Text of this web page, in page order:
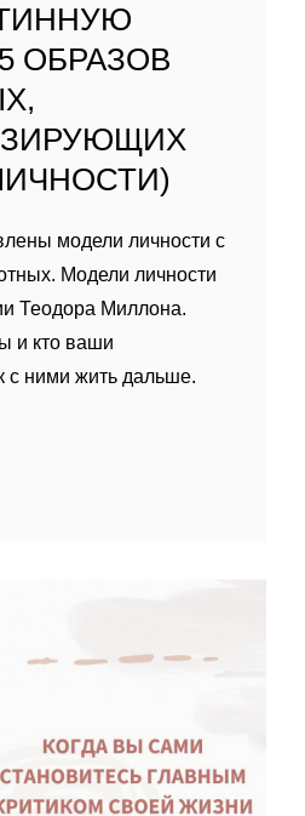
ОБРАЗОВ
модели личности с
Модели личности
Теодора Миллона.
и кто ваши
с ними жить дальше.